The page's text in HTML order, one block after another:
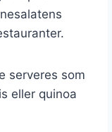
serveres som
eller quinoa